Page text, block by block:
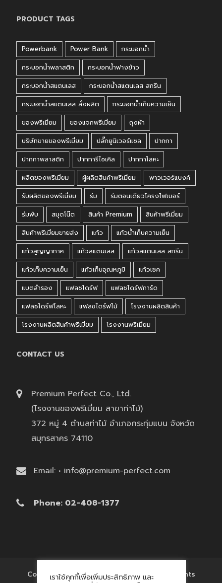
PRODUCT TAGS
Powerbank Power Bank
กระบอกน้ำ
กระบอกน้ำพลาสติก
กระบอกน้ำฟางข้าว
กระบอกน้ำสแตนเลส
กระบอกน้ำสแตนเลส สกรีน
กระบอกน้ำสแตนเลส สั่งผลิต
กระบอกน้ำเก็บความเย็น
ของพรีเมี่ยม
ของแจกพรีเมี่ยม
ถุงผ้า
บริษัทขายของพรีเมี่ยม
ปลั๊กยูนิเวอร์แซล
ปากกา
ปากกาพลาสติก
ปากการีไซเคิล
ปากกาโลหะ
ผลิตของพรีเมี่ยม
ผู้ผลิตสินค้าพรีเมี่ยม
พาวเวอร์แบงค์
รับผลิตของพรีเมี่ยม
ร่ม
ร่มตอนเดียวโครงไฟเบอร์
ร่มพับ
สมุดโน๊ต สินค้า Premium
สินค้าพรีเมี่ยม
สินค้าพรีเมี่ยมขายส่ง
แก้ว
แก้วน้ำเก็บความเย็น
แก้วสูญญากาศ
แก้วสแตนเลส
แก้วสแตนเลส สกรีน
แก้วเก็บความเย็น
แก้วเก็บอุณหภูมิ
แก้วเชค
แบตสำรอง
แฟลชไดร์ฟ
แฟลชไดร์ฟการ์ด
แฟลชไดร์ฟโลหะ
แฟลชไดร์ฟไม้
โรงงานผลิตสินค้า
โรงงานผลิตสินค้าพรีเมี่ยม
โรงงานพรีเมี่ยม
CONTACT US
Premium Perfect Co., Ltd.
(โรงงานของพรีเมี่ยม สาขาท่าไม้)
372 หมู่ 4 ตำบลท่าไม้ อำเภอกระทุ่มแบน จังหวัด
สมุทรสาคร 74110
Email: • info@premium-perfect.com
Phone: 02-408-1377
Copyright © 2017 'โรงงานของพรีเมี่ยม' All Rights
เราใช้คุกกี้เพื่อเพิ่มประสิทธิภาพ และ